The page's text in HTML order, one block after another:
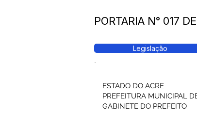
PORTARIA N° 017
Legislação
ESTADO DO ACRE
PREFEITURA MUNICIPAL
GABINETE DO PREFEITO